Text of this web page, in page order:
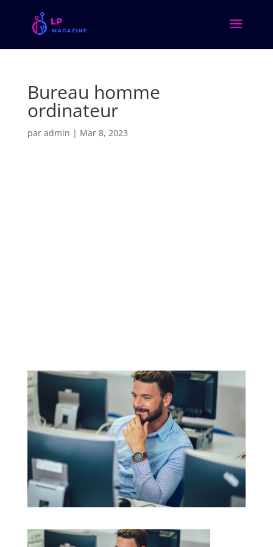
Bureau homme
ordinateur
par admin | Mar 8, 2023